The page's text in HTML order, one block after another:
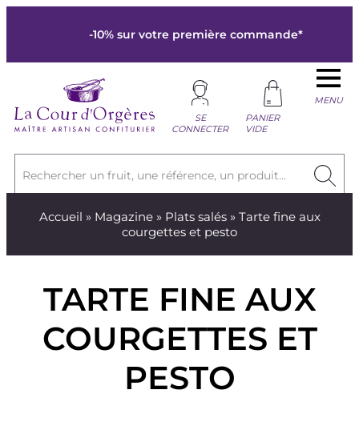
-10% sur votre première commande*
Rechercher un fruit, une référence, un produit...
SE
CONNECTER
PANIER
VIDE
MENU
Accueil » Magazine» Plats salés» Tarte fine aux
courgettes et pesto
TARTE FINE AUX
COURGETTES ET
PESTO